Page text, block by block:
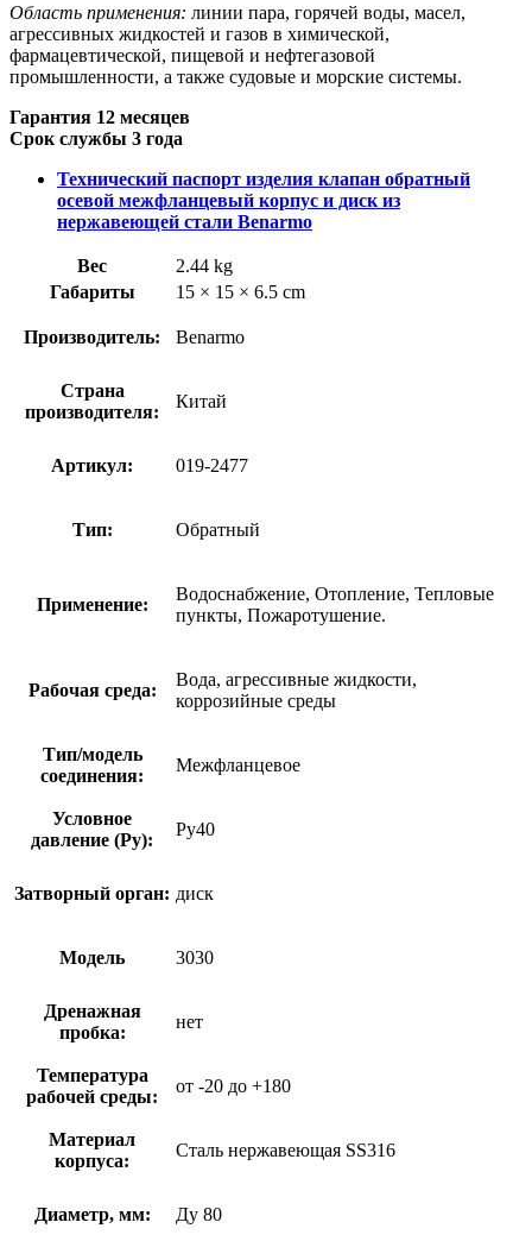
Область применения: линии пара, горячей воды, масел,
агрессивных жидкостей и газов в химической,
фармацевтической, пищевой и нефтегазовой
промышленности, а также судовые и морские системы.
Гарантия 12 месяцев
Срок службы 3 года
Технический паспорт изделия клапан обратный
осевой межфланцевый корпус и диск из
нержавеющей стали Benarmo
Вес
2.44 kg
Габариты
15 × 15 × 6.5 cm
Производитель: Benarmo
Страна
производителя:
Китай
Артикул: 019-2477
Тип: Обратный
Применение:
Водоснабжение, Отопление, Тепловые
пункты, Пожаротушение.
Рабочая среда:
Вода, агрессивные жидкости,
коррозийные среды
Тип/модель
соединения:
Межфланцевое
Условное
давление (Ру):
Ру40
Затворный орган: диск
Модель 3030
Дренажная
пробка:
нет
Температура
рабочей среды:
от -20 до +180
Материал
корпуса:
Сталь нержавеющая SS316
Диаметр, мм: Ду 80